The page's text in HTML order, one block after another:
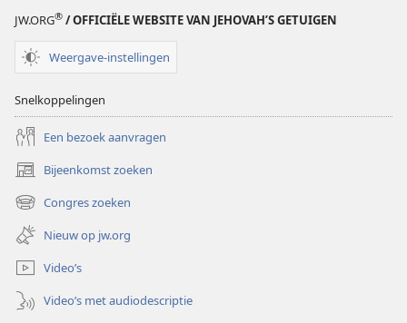
JW.ORG® / OFFICIËLE WEBSITE VAN JEHOVAH’S GETUIGEN
Weergave-instellingen
Snelkoppelingen
Een bezoek aanvragen
Bijeenkomst zoeken
(opent
nieuw
venster)
Congres zoeken
(opent
nieuw
venster)
Nieuw op jw.org
Video’s
Video’s met audiodescriptie